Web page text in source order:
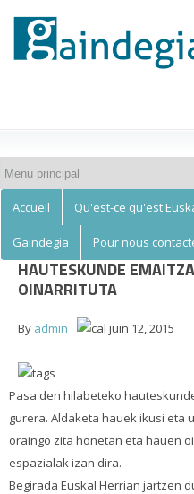
contenu
principal
Euskalgeo
Accueil Qu'est-ce qu'est
Gaindegia Pour nous
HAUTESKUNDE
OINARRITUTA
By admin juin 12, 2015
Pasa den hilabeteko
gurera. Aldaketa hauek ikusi eta
oraingo zita honetan eta hauen
espazialak izan dira.
Begirada Euskal Herrian jartzen